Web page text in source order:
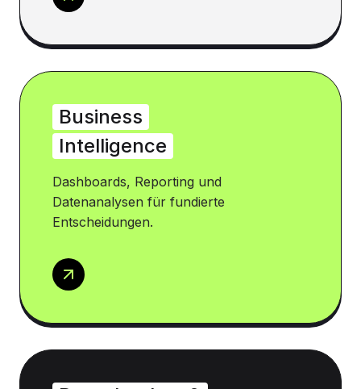
Business
Intelligence
Dashboards, Reporting und
Datenanalysen für fundierte
Entscheidungen.